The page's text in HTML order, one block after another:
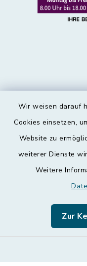
Wir weisen darauf
Cookies einsetzen,
Website zu
weiterer Dienste
Weitere
Zur